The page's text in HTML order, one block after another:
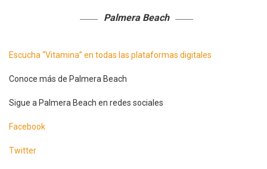
Palmera Beach
Escucha “Vitamina” en todas las plataformas digitales
Conoce más de Palmera Beach
Sigue a Palmera Beach en redes sociales
Facebook
Twitter